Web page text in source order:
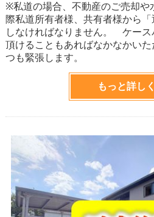
※私道の場合、不動産のご売却や
際私道所有者様、共有者様から
しなければなりません。 ケース
頂けることもあればなかなかい
つも緊張します。
もっと詳し